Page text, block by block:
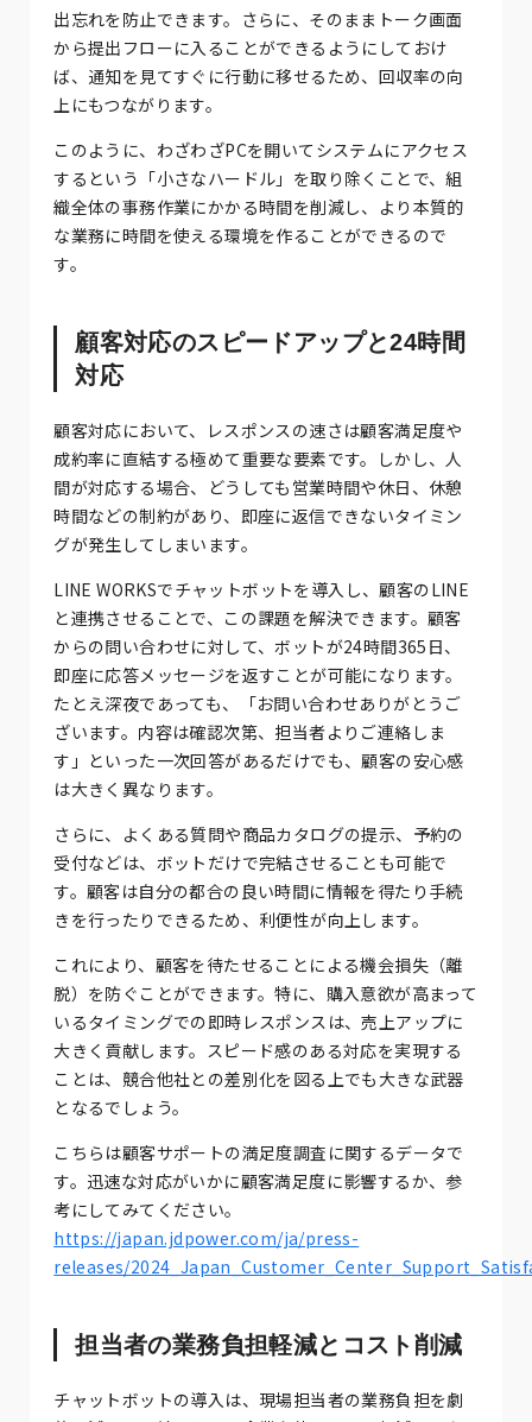
出忘れを防止できます。さらに、そのままトーク画面
から提出フローに入ることができるようにしておけ
ば、通知を見てすぐに行動に移せるため、回収率の向
上にもつながります。
このように、わざわざPCを開いてシステムにアクセス
するという「小さなハードル」を取り除くことで、組
織全体の事務作業にかかる時間を削減し、より本質的
な業務に時間を使える環境を作ることができるので
す。
顧客対応のスピードアップと24時間
対応
顧客対応において、レスポンスの速さは顧客満足度や
成約率に直結する極めて重要な要素です。しかし、人
間が対応する場合、どうしても営業時間や休日、休憩
時間などの制約があり、即座に返信できないタイミン
グが発生してしまいます。
LINE WORKSでチャットボットを導入し、顧客のLINE
と連携させることで、この課題を解決できます。顧客
からの問い合わせに対して、ボットが24時間365日、
即座に応答メッセージを返すことが可能になります。
たとえ深夜であっても、「お問い合わせありがとうご
ざいます。内容は確認次第、担当者よりご連絡しま
す」といった一次回答があるだけでも、顧客の安心感
は大きく異なります。
さらに、よくある質問や商品カタログの提示、予約の
受付などは、ボットだけで完結させることも可能で
す。顧客は自分の都合の良い時間に情報を得たり手続
きを行ったりできるため、利便性が向上します。
これにより、顧客を待たせることによる機会損失（離
脱）を防ぐことができます。特に、購入意欲が高まって
いるタイミングでの即時レスポンスは、売上アップに
大きく貢献します。スピード感のある対応を実現する
ことは、競合他社との差別化を図る上でも大きな武器
となるでしょう。
こちらは顧客サポートの満足度調査に関するデータで
す。迅速な対応がいかに顧客満足度に影響するか、参
考にしてみてください。
https://japan.jdpower.com/ja/press-
releases/
担当者の業務負担軽減とコスト削減
チャットボットの導入は、現場担当者の業務負担を劇